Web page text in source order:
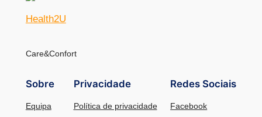
Health2U
Care&Confort
Sobre
Equipa
Privacidade
Política de privacidade
Redes Sociais
Facebook